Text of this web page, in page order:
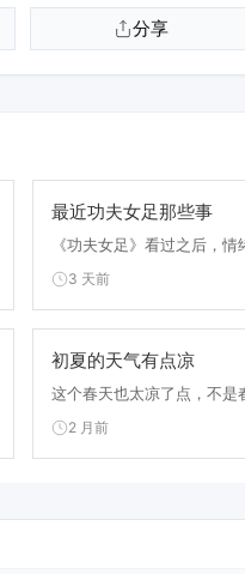
分享
最近功夫女足那些事
《功夫女足》看过之后，
3 天前
初夏的天气有点凉
这个春天也太凉了点，不是
2 月前